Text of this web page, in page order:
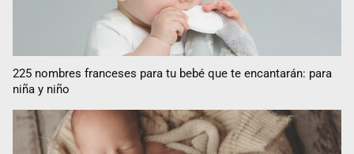
225 nombres franceses para tu bebé que te encantarán: para
niña y niño